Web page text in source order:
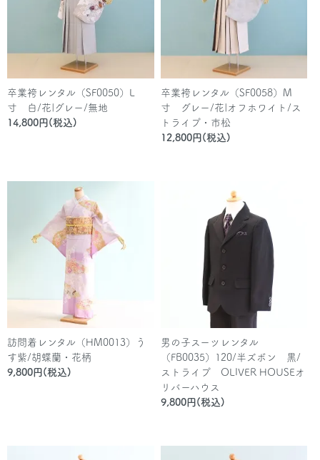
卒業袴レンタル（SF0050）L
寸 白/花|グレー/無地
14,800円(税込)
卒業袴レンタル（SF0058）M
寸 グレー/花|オフホワイト/ス
トライプ・市松
12,800円(税込)
訪問着レンタル（HM0013）う
す紫/胡蝶蘭・花柄
9,800円(税込)
男の子スーツレンタル
（FB0035）120/半ズボン 黒/
ストライプ OLIVER HOUSEオ
リバーハウス
9,800円(税込)